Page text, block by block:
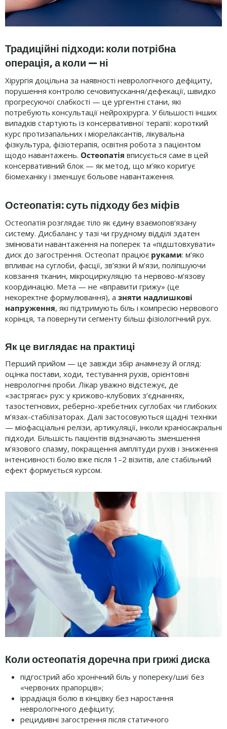
Традиційні підходи: коли потрібна
операція, а коли — ні
Хірургія доцільна за наявності неврологічного дефіциту,
порушення контролю сечовипускання/дефекації, швидко
прогресуючої слабкості — це ургентні стани, які
потребують консультації нейрохірурга. У більшості інших
випадків стартують із консервативної терапії: короткий
курс протизапальних і міорелаксантів, лікувальна
фізкультура, фізіотерапія, освітня робота з пацієнтом
щодо навантажень. Остеопатія вписується саме в цей
консервативний блок — як метод, що м’яко коригує
біомеханіку і зменшує больове навантаження.
Остеопатія: суть підходу без міфів
Остеопатія розглядає тіло як єдину взаємопов’язану
систему. Дисбаланс у тазі чи грудному відділі здатен
змінювати навантаження на поперек та «підштовхувати»
диск до загострення. Остеопат працює руками: м’яко
впливає на суглоби, фасції, зв’язки й м’язи, поліпшуючи
ковзання тканин, мікроциркуляцію та нервово-м’язову
координацію. Мета — не «вправити грижу» (це
некоректне формулювання), а зняти надлишкові
напруження, які підтримують біль і компресію нервового
корінця, та повернути сегменту більш фізіологічний рух.
Як це виглядає на практиці
Перший прийом — це завжди збір анамнезу й огляд:
оцінка постави, ходи, тестування рухів, орієнтовні
неврологічні проби. Лікар уважно відстежує, де
«застрягає» рух: у крижово-клубових з’єднаннях,
тазостегнових, реберно-хребетних суглобах чи глибоких
м’язах-стабілізаторах. Далі застосовуються щадні техніки
— міофасціальні релізи, артикуляції, інколи краніосакральні
підходи. Більшість пацієнтів відзначають зменшення
м’язового спазму, покращення амплітуди рухів і зниження
інтенсивності болю вже після 1–2 візитів, але стабільний
ефект формується курсом.
Коли остеопатія доречна при грижі диска
підгострий або хронічний біль у попереку/шиї без
«червоних прапорців»;
іррадіація болю в кінцівку без наростання
неврологічного дефіциту;
рецидивні загострення після статичного